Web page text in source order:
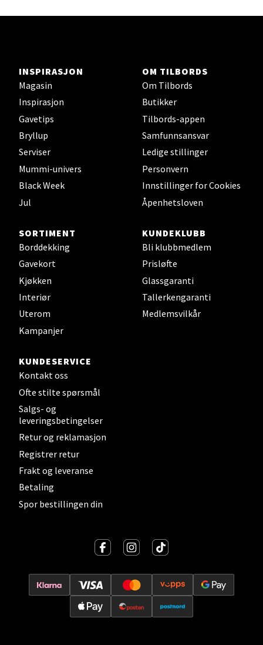
INSPIRASJON
Magasin
Inspirasjon
Gavetips
Bryllup
Serviser
Mummi-univers
Black Week
Jul
OM TILBORDS
Om Tilbords
Butikker
Tilbords-appen
Samfunnsansvar
Ledige stillinger
Personvern
Innstillinger for Cookies
Åpenhetsloven
SORTIMENT
Borddekking
Gavekort
Kjøkken
Interiør
Uterom
Kampanjer
KUNDEKLUBB
Bli klubbmedlem
Prisløfte
Glassgaranti
Tallerkengaranti
Medlemsvilkår
KUNDESERVICE
Kontakt oss
Ofte stilte spørsmål
Salgs- og
leveringsbetingelser
Retur og reklamasjon
Registrer retur
Frakt og leveranse
Betaling
Spor bestillingen din
Sartorvegen 12, 5353 Straume
Åpent i dag 10-18
0 i butikk
Trondheim - Sirkus Shopping
Åpent i dag 09-20
0 i butikk
Ski Storsenter, Jernbanesvingen 6, 1400 Ski
Åpent i dag 10-19
Sortland - Sortland Storsenter
Velg